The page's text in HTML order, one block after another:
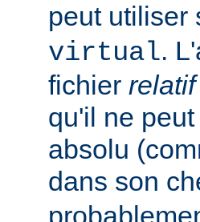
peut utiliser
virtual.
fichier
qu'il ne
absolu
dans son